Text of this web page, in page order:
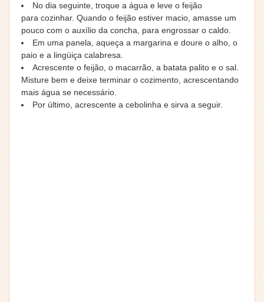
No dia seguinte, troque a água e leve o feijão
para cozinhar. Quando o feijão estiver macio, amasse um
pouco com o auxílio da concha, para engrossar o caldo.
Em uma panela , aqueça a margarina e doure o alho, o
paio e a lingüiça calabresa.
Acrescente o feijão, o macarrão, a batata palito e o sal.
Misture bem e deixe terminar o cozimento, acrescentando
mais água se necessário.
Por último, acrescente a cebolinha e sirva a seguir.